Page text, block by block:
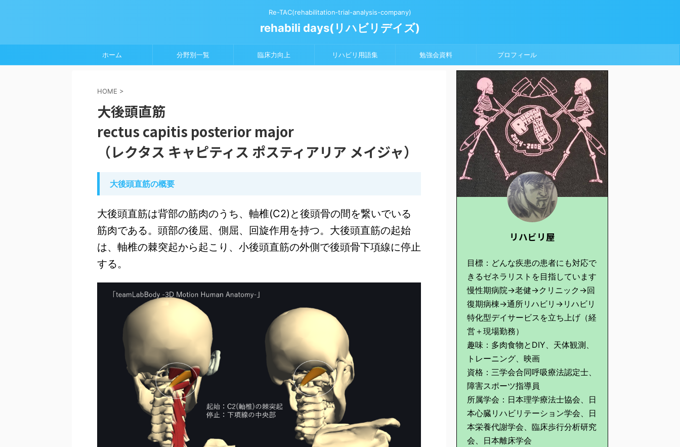
Re-TAC(rehabilitation‐trial-analysis-company)
rehabili days(リハビリデイズ)
ホーム 分野別一覧 臨床力向上 リハビリ用語集 勉強会資料 プロフィール
HOME >
大後頭直筋
rectus capitis posterior major
（レクタス キャピティス ポスティアリア メイジャ）
大後頭直筋の概要
大後頭直筋は背部の筋肉のうち、軸椎(C2)と後頭骨の間を繋いでいる
筋肉である。頭部の後屈、側屈、回旋作用を持つ。大後頭直筋の起始
は、軸椎の棘突起から起こり、小後頭直筋の外側で後頭骨下項線に停止
する。
リハビリ屋
目標：どんな疾患の患者にも対応で
きるゼネラリストを目指しています
慢性期病院→老健→クリニック→回
復期病棟→通所リハビリ→リハビリ
特化型デイサービスを立ち上げ（経
営＋現場勤務）
趣味：多肉食物とDIY、天体観測、
トレーニング、映画
資格：三学会合同呼吸療法認定士、
障害スポーツ指導員
所属学会：日本理学療法士協会、日
本心臓リハビリテーション学会、日
本栄養代謝学会、臨床歩行分析研究
会、日本離床学会